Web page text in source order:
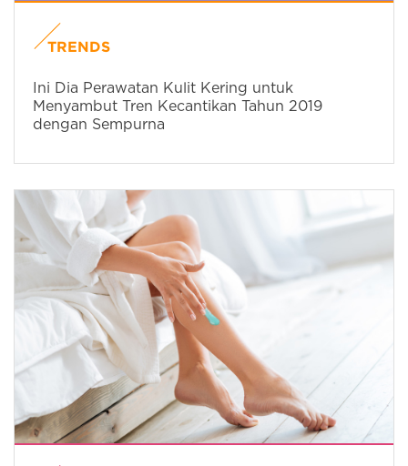
TRENDS
Ini Dia Perawatan Kulit Kering untuk
Menyambut Tren Kecantikan Tahun 2019
dengan Sempurna